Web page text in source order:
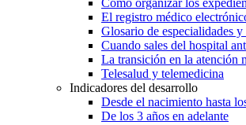
El registro médico
Glosario de especialidades y
Cuando sales del hospital
La transición en la atención
Telesalud y telemedicina
Indicadores del desarrollo
Desde el nacimiento hasta
De los 3 años en adelante